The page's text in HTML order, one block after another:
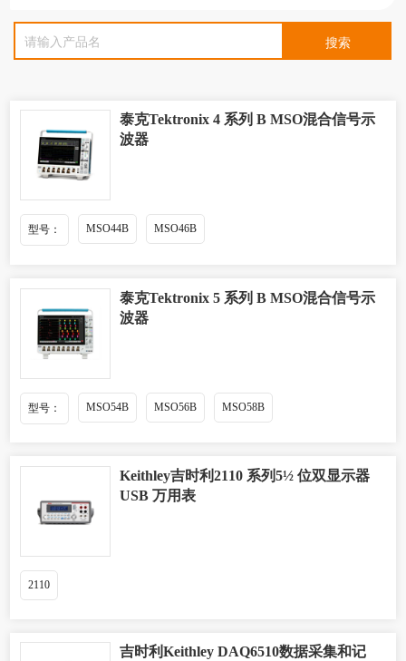
泰克Tektronix 4 系列 B MSO混合信号示
波器
型号： MSO44B MSO46B
泰克Tektronix 5 系列 B MSO混合信号示
波器
型号： MSO54B MSO56B MSO58B
Keithley吉时利2110 系列5½ 位双显示器
USB 万用表
2110
吉时利Keithley DAQ6510数据采集和记